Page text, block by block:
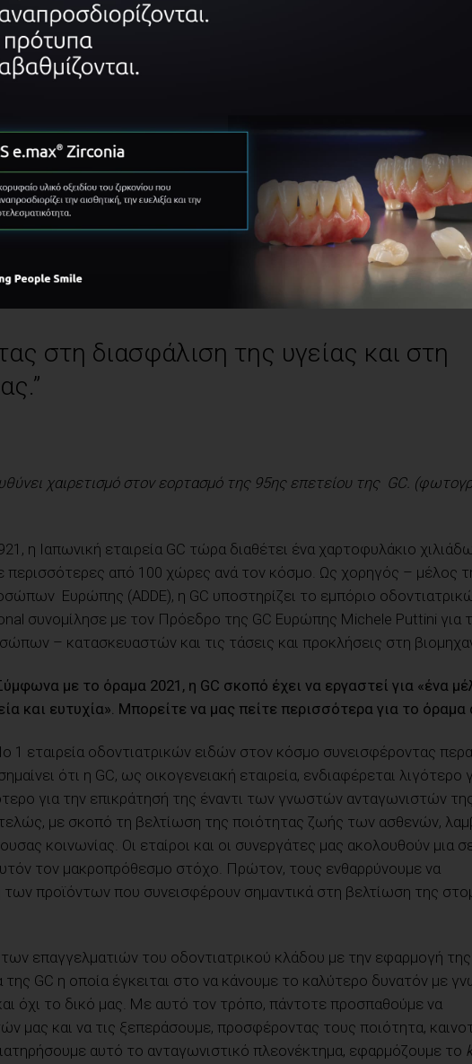
στη διασφάλιση της υγείας και στη
χαιρετισμό στον εορτασμό της 95ης επετείου της GC.
η Ιαπωνική εταιρεία GC τώρα διαθέτει ένα χαρτοφυλάκιο
από 100 χώρες ανά τον κόσμο. Ως χορηγός – μέλος
Ευρώπης (ADDE), η GC υποστηρίζει το εμπόριο
συνομίλησε με τον Πρόεδρο της GC Ευρώπης Michele Puttini για
– κατασκευαστών και τις τάσεις και προκλήσεις στη
με το όραμα 2021, η GC σκοπό έχει να εργαστεί για «ένα
και ευτυχία». Μπορείτε να μας πείτε περισσότερα για το όραμα
1 εταιρεία οδοντιατρικών ειδών στον κόσμο συνεισφέροντας
ότι η GC, ως οικογενειακή εταιρεία, ενδιαφέρεται λιγότερο
για την επικράτησή της έναντι των γνωστών ανταγωνιστών
με σκοπό τη βελτίωση της ποιότητας ζωής των ασθενών,
κοινωνίας. Οι εταίροι και οι συνεργάτες μας ακολουθούν μια
τον μακροπρόθεσμο στόχο. Πρώτον, τους ενθαρρύνουμε να
προϊόντων που συνεισφέρουν σημαντικά στη βελτίωση της
επαγγελματιών του οδοντιατρικού κλάδου με την εφαρμογή της
της GC η οποία έγκειται στο να κάνουμε το καλύτερο δυνατόν με
όχι το δικό μας. Με αυτό τον τρόπο, πάντοτε προσπαθούμε να
μας και να τις ξεπεράσουμε, προσφέροντας τους ποιότητα,
αυτό το ανταγωνιστικό πλεονέκτημα, εφαρμόζουμε το